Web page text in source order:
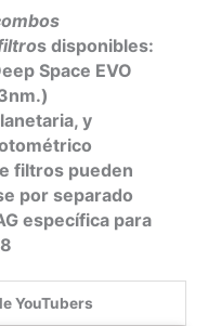
s disponibles:
Space EVO
y
filtros pueden
por separado
específica para
YouTubers